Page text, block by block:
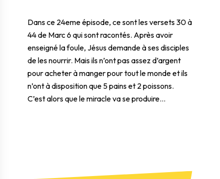
Dans ce 24eme épisode, ce sont les versets 30 à
44 de Marc 6qui sont racontés. Après avoir
enseigné la foule, Jésus demande à ses disciples
de les nourrir. Mais ils n’ont pas assez d’argent
pour acheter à manger pour tout le monde et ils
n’ont à disposition que 5 pains et 2 poissons.
C’est alors que le miracle va se produire…